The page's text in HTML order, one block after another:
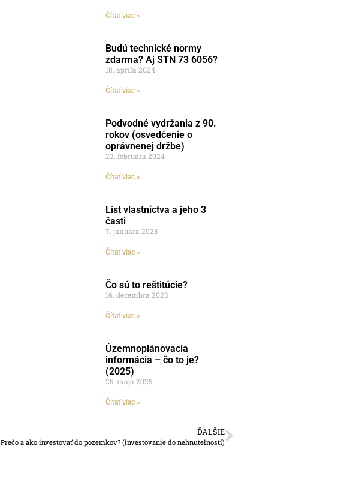
Čítať viac »
Budú technické normy
zdarma? Aj STN 73 6056?
18. apríla 2024
Čítať viac »
Podvodné vydržania z 90.
rokov (osvedčenie o
oprávnenej držbe)
22. februára 2024
Čítať viac »
List vlastníctva a jeho 3
časti
7. januára 2025
Čítať viac »
Čo sú to reštitúcie?
16. decembra 2023
Čítať viac »
Územnoplánovacia
informácia – čo to je?
(2025)
25. mája 2025
Čítať viac »
ĎALŠIE
Prečo a ako investovať do pozemkov? (investovanie do nehnuteľností)